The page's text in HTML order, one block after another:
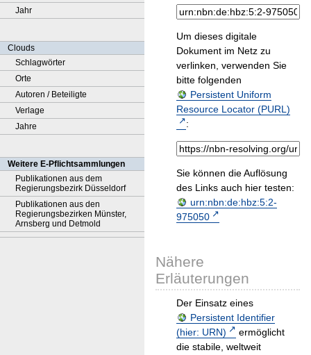
Jahr
Clouds
Schlagwörter
Orte
Autoren / Beteiligte
Verlage
Jahre
Weitere E-Pflichtsammlungen
Publikationen aus dem
Regierungsbezirk Düsseldorf
Publikationen aus den
Regierungsbezirken Münster,
Arnsberg und Detmold
Um dieses digitale
Dokument im Netz zu
verlinken, verwenden Sie
bitte folgenden
Persistent Uniform
Resource Locator (PURL)
:
Sie können die Auflösung
des Links auch hier testen:
urn:nbn:de:hbz:5:2-
975050
Nähere
Erläuterungen
Der Einsatz eines
Persistent Identifier
(hier: URN)
ermöglicht
die stabile, weltweit